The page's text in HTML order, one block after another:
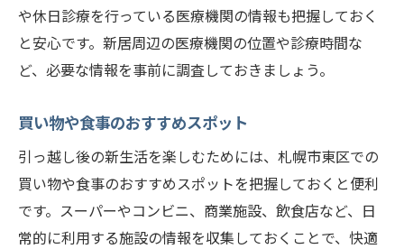
や休日診療を行っている医療機関の情報も把握しておく
と安心です。新居周辺の医療機関の位置や診療時間な
ど、必要な情報を事前に調査しておきましょう。
買い物や食事のおすすめスポット
引っ越し後の新生活を楽しむためには、札幌市東区での
買い物や食事のおすすめスポットを把握しておくと便利
です。スーパーやコンビニ、商業施設、飲食店など、日
常的に利用する施設の情報を収集しておくことで、快適